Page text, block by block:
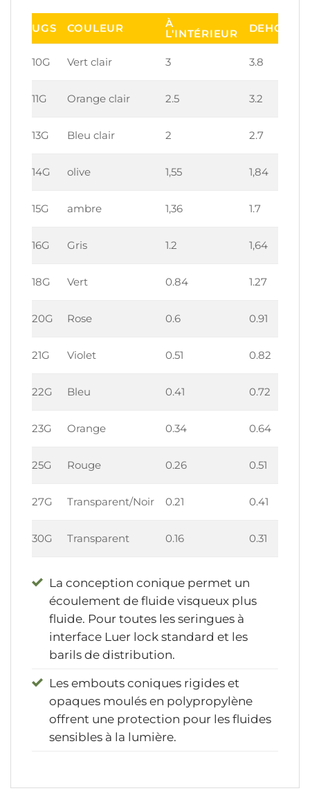
UGS COULEUR À
L'INTÉRIEUR DEHORS
10G Vert clair 3 3.8
11G Orange clair 2.5 3.2
13G Bleu clair 2 2.7
14G olive 1,55 1,84
15G ambre 1,36 1.7
16G Gris 1.2 1,64
18G Vert 0.84 1.27
20G Rose 0.6 0.91
21G Violet 0.51 0.82
22G Bleu 0.41 0.72
23G Orange 0.34 0.64
25G Rouge 0.26 0.51
27G Transparent/Noir 0.21 0.41
30G Transparent 0.16 0.31
La conception conique permet un
écoulement de fluide visqueux plus
fluide. Pour toutes les seringues à
interface Luer lock standard et les
barils de distribution.
Les embouts coniques rigides et
opaques moulés en polypropylène
offrent une protection pour les fluides
sensibles à la lumière.